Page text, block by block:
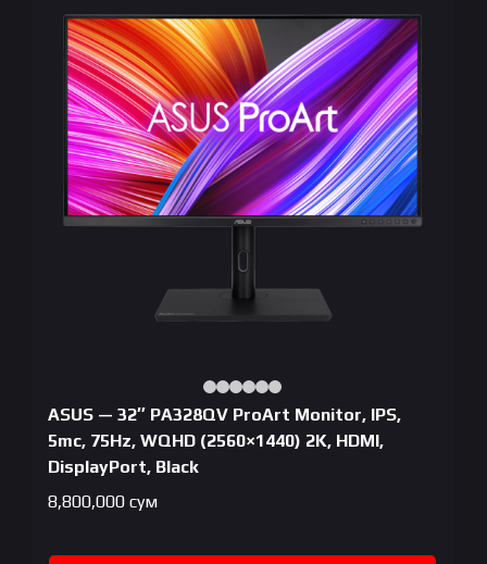
ASUS — 32″ PA328QV ProArt Monitor, IPS,
5mc, 75Hz, WQHD (2560×1440) 2K, HDMI,
DisplayPort, Black
8,800,000 сум